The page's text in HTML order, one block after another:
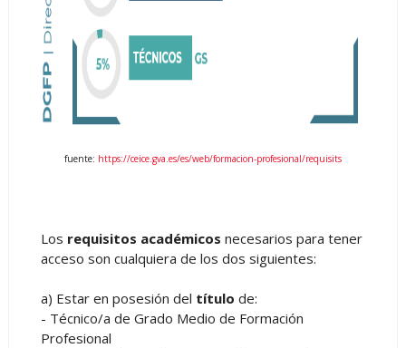
fuente: https://ceice.gva.es/es/web/formacion-profesional/requisits
Los requisitos académicos necesarios para tener
acceso son cualquiera de los dos siguientes:
a) Estar en posesión del título de:
- Técnico/a de Grado Medio de Formación
Profesional